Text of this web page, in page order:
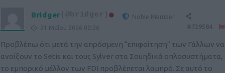
Bridger
Noble Member
21 Μαΐου 2026 00:26
Προβλέπω ότι μετά την απρόσμενη “επιφοίτηση” των Γάλλων να
ανοίξουν το Setis και τους Sylver στα Σουηδικά οπλοσυστήματα,
το εμπορικό μέλλον των FDI προβλέπεται λαμπρό. Σε αυτό το